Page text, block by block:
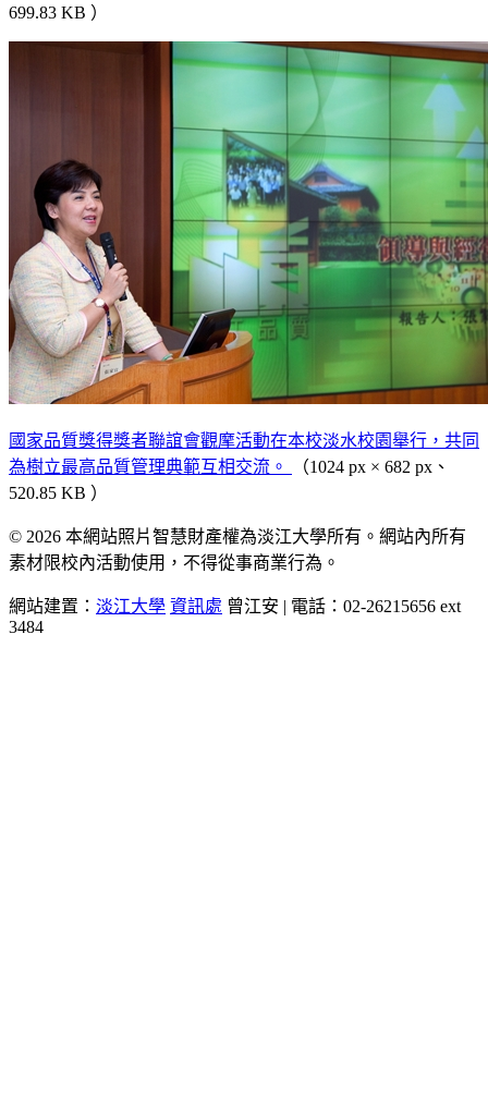
699.83 KB ）
國家品質獎得獎者聯誼會觀摩活動在本校淡水校園舉行，共同
為樹立最高品質管理典範互相交流。
（1024 px × 682 px、
520.85 KB ）
© 2026 本網站照片智慧財產權為淡江大學所有。網站內所有
素材限校內活動使用，不得從事商業行為。
網站建置： 淡江大學 資訊處 曾江安 | 電話：02-26215656 ext
3484